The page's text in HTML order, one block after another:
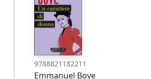
9788821182211
Emmanuel Bove